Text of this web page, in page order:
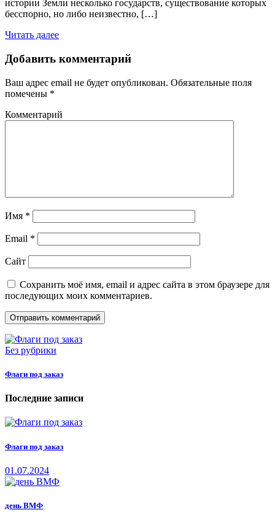
истории Земли несколько государств, существование которых
бесспорно, но либо неизвестно, […]
Читать далее
Добавить комментарий
Ваш адрес email не будет опубликован. Обязательные поля
помечены *
Комментарий
Имя *
Email *
Сайт
Сохранить моё имя, email и адрес сайта в этом браузере для
последующих моих комментариев.
Без рубрики
Флаги под заказ
Последние записи
Флаги под заказ
01.07.2024
день ВМФ